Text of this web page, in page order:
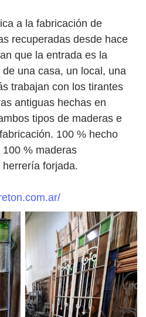
a la fabricación de
recuperadas desde hace
que la entrada es la
una casa, un local, una
trabajan con los tirantes
antiguas hechas en
tipos de maderas e
100 % hecho
% maderas
forjada.